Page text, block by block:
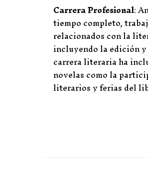
Carrera Profesional:
tiempo completo,
relacionados con la
incluyendo la edición
carrera literaria ha
novelas como la
literarios y ferias del